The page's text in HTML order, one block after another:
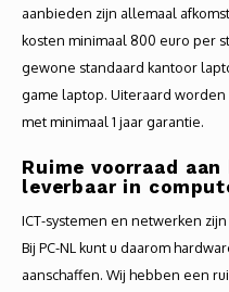
aanbieden zijn allemaal
kosten minimaal 800 euro per
gewone standaard kantoor
game laptop. Uiteraard
met minimaal 1 jaar garantie.
Ruime voorraad
leverbaar in
ICT-systemen en netwerken
Bij PC-NL kunt u daarom
aanschaffen. Wij hebben een